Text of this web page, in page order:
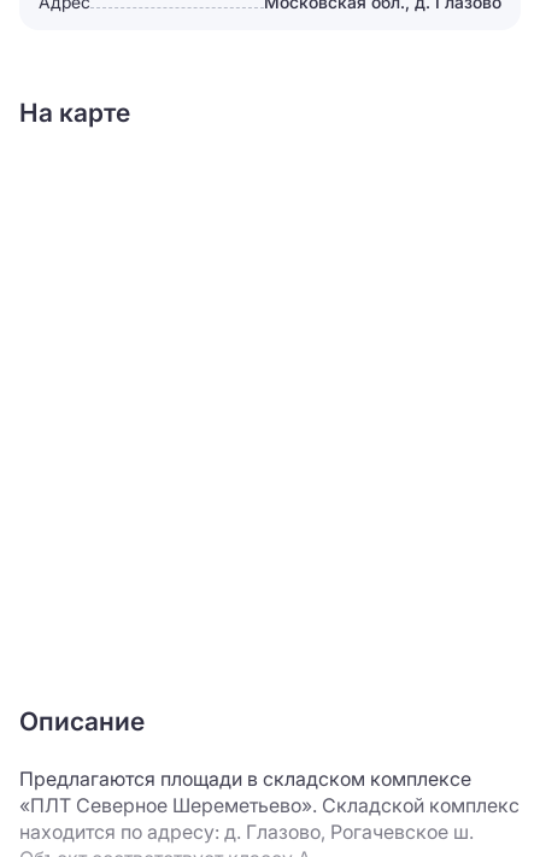
На карте
Описание
Предлагаются площади в складском комплексе
«ПЛТ Северное Шереметьево». Складской комплекс
находится по адресу: д. Глазово, Рогачевское ш.